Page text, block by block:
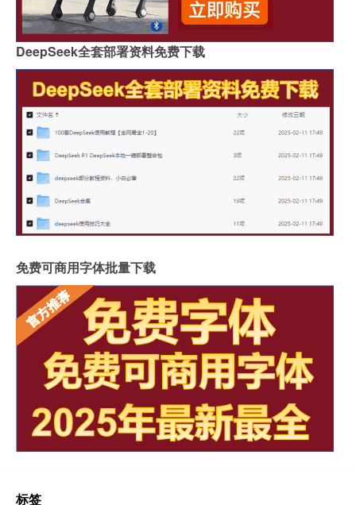
DeepSeek全套部署资料免费下载
免费可商用字体批量下载
标签